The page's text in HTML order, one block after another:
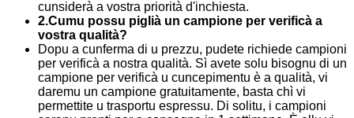
cunsiderà a vostra priorità d'inchiesta.
2.Cumu possu piglià un campione per verificà a
vostra qualità?
Dopu a cunferma di u prezzu, pudete richiede campioni
per verificà a nostra qualità. Sì avete solu bisognu di un
campione per verificà u cuncepimentu è a qualità, vi
daremu un campione gratuitamente, basta chì vi
permettite u trasportu espressu. Di solitu, i campioni